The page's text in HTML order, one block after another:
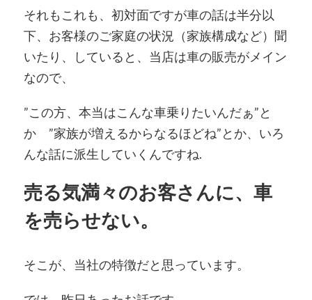
それもこれも、初対面ですが車の話は半分以
下、お客様のご家庭の状況（家族構成など）聞
いたり、していると、当店は車の販売がメイン
なので、
”この方、本当はこんな車乗りたいんだぁ”と
か ”家族が増えるからなるほどね”とか、いろ
んな話に派生していくんですね.
売る気満々のお客さんに、車
を売らせない。
そこが、当社の特徴だと思っています。